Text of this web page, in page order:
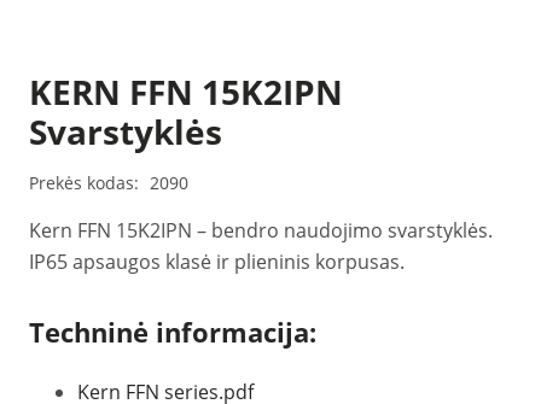
KERN FFN 15K2IPN
Svarstyklės
Prekės kodas: 2090
Kern FFN 15K2IPN – bendro naudojimo svarstyklės.
IP65 apsaugos klasė ir plieninis korpusas.
Techninė informacija:
Kern FFN series.pdf